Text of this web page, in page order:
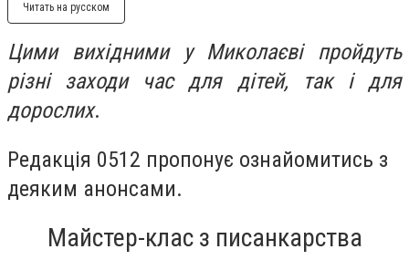
Читать на русском
Цими вихідними у Миколаєві пройдуть
різні заходи час для дітей, так і для
дорослих.
Редакція 0512 пропонує ознайомитись з
деяким анонсами.
Майстер-клас з писанкарства